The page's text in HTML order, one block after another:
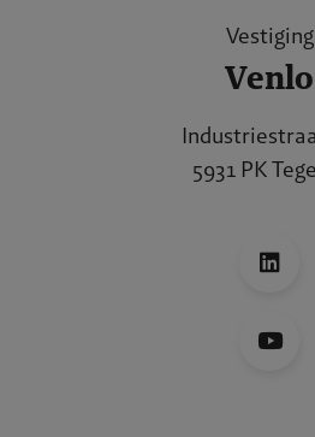
Vestiging
Venlo
5931 PK